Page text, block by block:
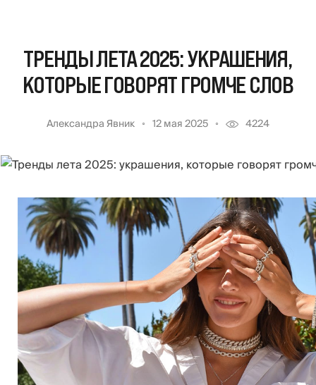
ТРЕНДЫ ЛЕТА 2025: УКРАШЕНИЯ,
КОТОРЫЕ ГОВОРЯТ ГРОМЧЕ СЛОВ
Александра Явник 12 мая 2025 4224